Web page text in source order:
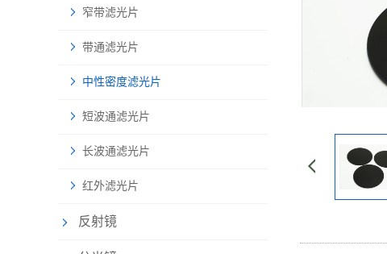
窄带滤光片
带通滤光片
中性密度滤光片
短波通滤光片
长波通滤光片
红外滤光片
反射镜